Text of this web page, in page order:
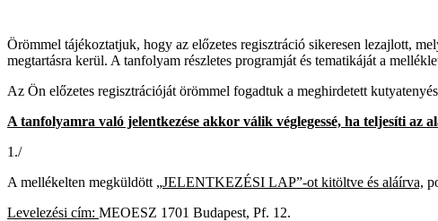
Örömmel tájékoztatjuk, hogy az előzetes regisztráció sikeresen lezajlott,
megtartásra kerül. A tanfolyam részletes programját és tematikáját a
Az Ön előzetes regisztrációját örömmel fogadtuk a meghirdetett
A tanfolyamra való jelentkezése akkor válik véglegessé, ha teljesíti az
1./
A mellékelten megküldött „JELENTKEZÉSI LAP”-ot kitöltve és aláírva,
Levelezési cím: MEOESZ 1701 Budapest, Pf. 12.